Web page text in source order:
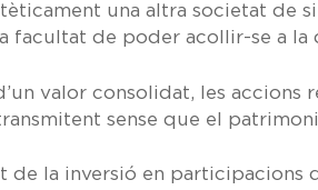
una altra societat de
facultat de poder acollir-se a
valor consolidat, les
sense que el
de la inversió en participacions